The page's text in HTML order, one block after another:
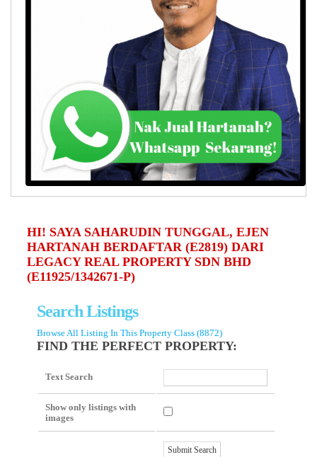
HI! SAYA SAHARUDIN TUNGGAL, EJEN
HARTANAH BERDAFTAR (E2819) DARI
LEGACY REAL PROPERTY SDN BHD
(E11925/1342671-P)
Search Listings
Browse All Listing In This Property Class (8872)
FIND THE PERFECT PROPERTY:
Text Search
Show only listings with
images